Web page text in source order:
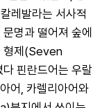
레발라는 서사적
명과 떨어져 숲에
형제(Seven
핀란드어는 우랄
어, 카렐리아어와